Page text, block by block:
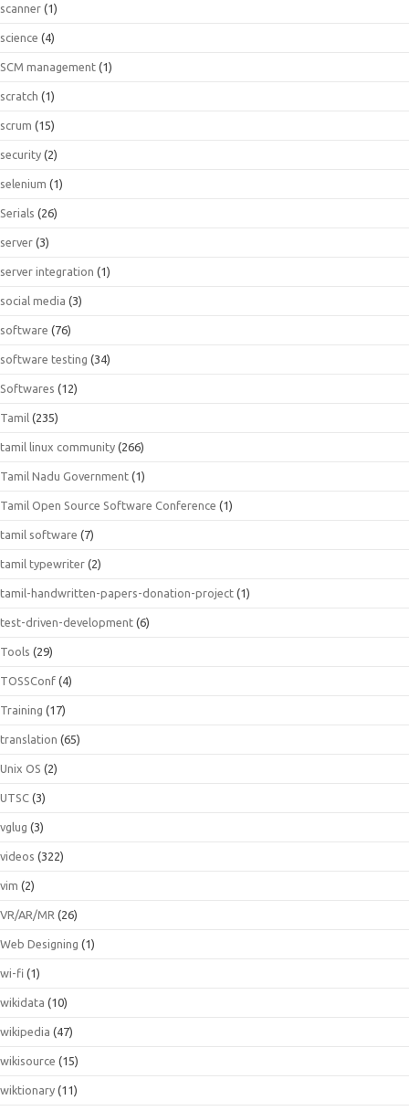
scanner (1)
science (4)
SCM management (1)
scratch (1)
scrum (15)
security (2)
selenium (1)
Serials (26)
server (3)
server integration (1)
social media (3)
software (76)
software testing (34)
Softwares (12)
Tamil (235)
tamil linux community (266)
Tamil Nadu Government (1)
Tamil Open Source Software Conference (1)
tamil software (7)
tamil typewriter (2)
tamil-handwritten-papers-donation-project (1)
test-driven-development (6)
Tools (29)
TOSSConf (4)
Training (17)
translation (65)
Unix OS (2)
UTSC (3)
vglug (3)
videos (322)
vim (2)
VR/AR/MR (26)
Web Designing (1)
wi-fi (1)
wikidata (10)
wikipedia (47)
wikisource (15)
wiktionary (11)